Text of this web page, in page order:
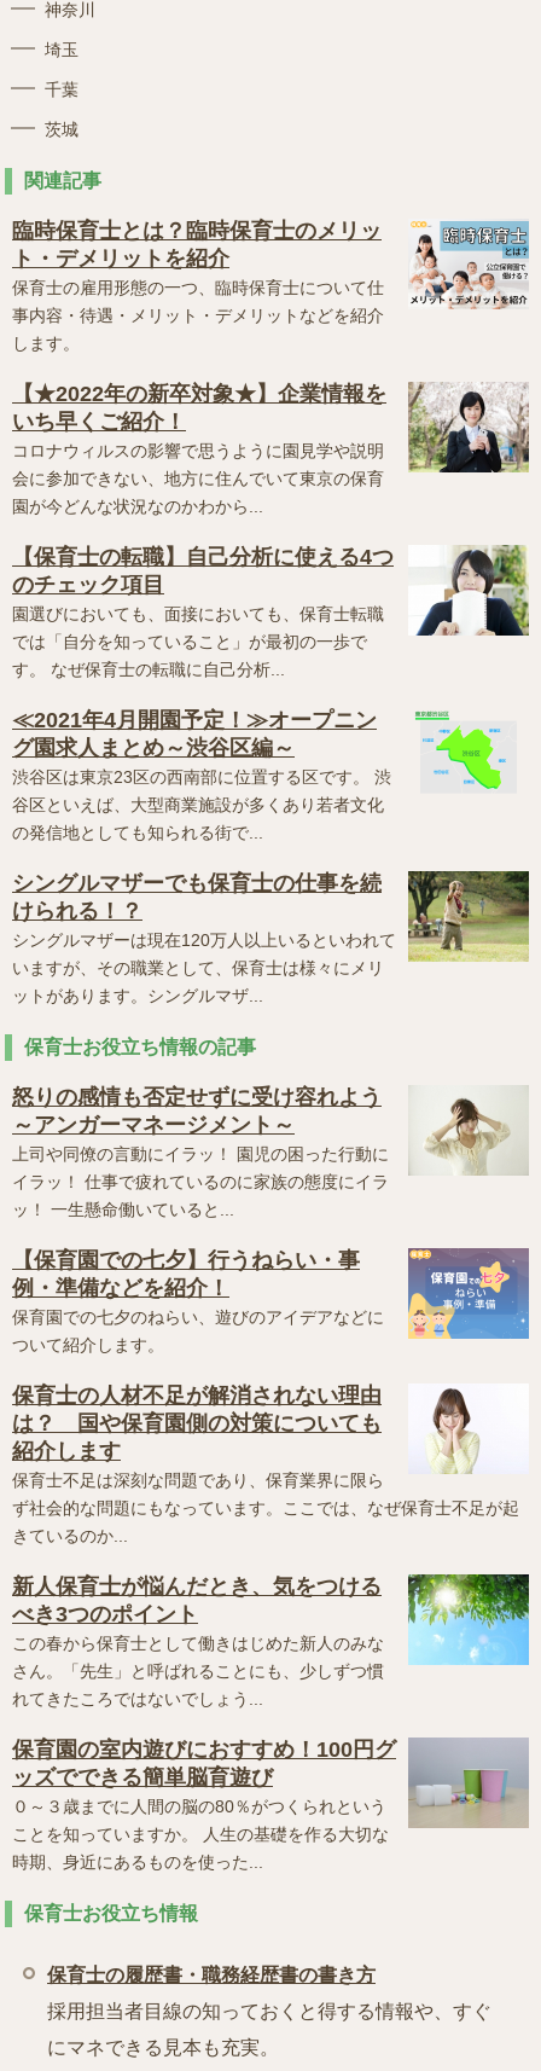
神奈川
埼玉
千葉
茨城
関連記事
臨時保育士とは？臨時保育士のメリッ
ト・デメリットを紹介
保育士の雇用形態の一つ、臨時保育士について仕
事内容・待遇・メリット・デメリットなどを紹介
します。
【★2022年の新卒対象★】企業情報を
いち早くご紹介！
コロナウィルスの影響で思うように園見学や説明
会に参加できない、地方に住んでいて東京の保育
園が今どんな状況なのかわから...
【保育士の転職】自己分析に使える4つ
のチェック項目
園選びにおいても、面接においても、保育士転職
では「自分を知っていること」が最初の一歩で
す。 なぜ保育士の転職に自己分析...
≪2021年4月開園予定！≫オープニン
グ園求人まとめ～渋谷区編～
渋谷区は東京23区の西南部に位置する区です。 渋
谷区といえば、大型商業施設が多くあり若者文化
の発信地としても知られる街で...
シングルマザーでも保育士の仕事を続
けられる！？
シングルマザーは現在120万人以上いるといわれて
いますが、その職業として、保育士は様々にメリ
ットがあります。シングルマザ...
保育士お役立ち情報の記事
怒りの感情も否定せずに受け容れよう
～アンガーマネージメント～
上司や同僚の言動にイラッ！ 園児の困った行動に
イラッ！ 仕事で疲れているのに家族の態度にイラ
ッ！ 一生懸命働いていると...
【保育園での七夕】行うねらい・事
例・準備などを紹介！
保育園での七夕のねらい、遊びのアイデアなどに
ついて紹介します。
保育士の人材不足が解消されない理由
は？ 国や保育園側の対策についても
紹介します
保育士不足は深刻な問題であり、保育業界に限ら
ず社会的な問題にもなっています。ここでは、なぜ保育士不足が起
きているのか...
新人保育士が悩んだとき、気をつける
べき3つのポイント
この春から保育士として働きはじめた新人のみな
さん。「先生」と呼ばれることにも、少しずつ慣
れてきたころではないでしょう...
保育園の室内遊びにおすすめ！100円グ
ッズでできる簡単脳育遊び
０～３歳までに人間の脳の80％がつくられという
ことを知っていますか。 人生の基礎を作る大切な
時期、身近にあるものを使った...
保育士お役立ち情報
保育士の履歴書・職務経歴書の書き方
採用担当者目線の知っておくと得する情報や、すぐ
にマネできる見本も充実。